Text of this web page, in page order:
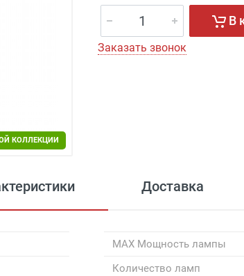
КОЛЛЕКЦИИ
В
Заказать звонок
Доставка
MAX Мощность лампы
Количество ламп